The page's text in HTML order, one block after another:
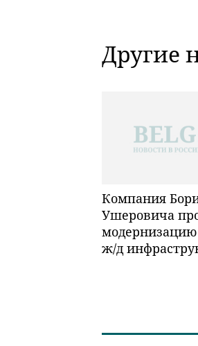
Другие
Компания
Ушеровича
модернизацию
ж/д